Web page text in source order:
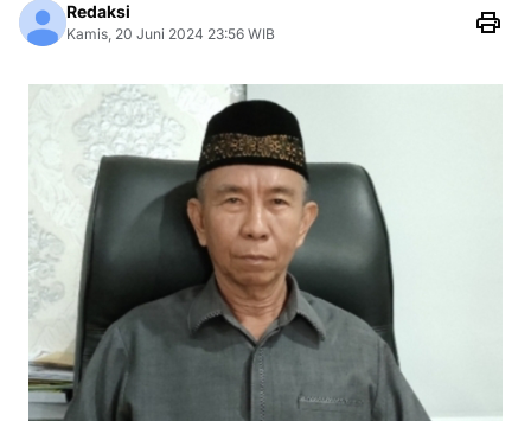
Redaksi
Kamis, 20 Juni 2024 23:56 WIB